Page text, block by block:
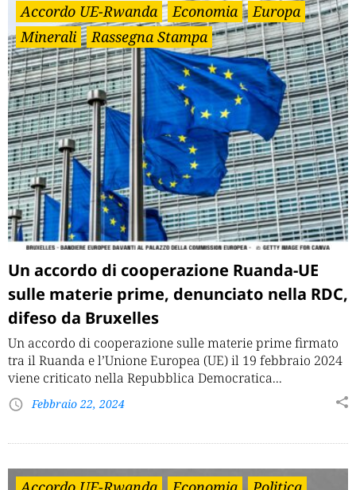
Accordo UE-Rwanda Economia
Europa
Minerali
Rassegna Stampa
Un accordo di cooperazione Ruanda-UE
sulle materie prime, denunciato nella RDC,
difeso da Bruxelles
Un accordo di cooperazione sulle materie prime firmato
tra il Ruanda e l’Unione Europea (UE) il 19 febbraio 2024
viene criticato nella Repubblica Democratica...
Febbraio 22, 2024